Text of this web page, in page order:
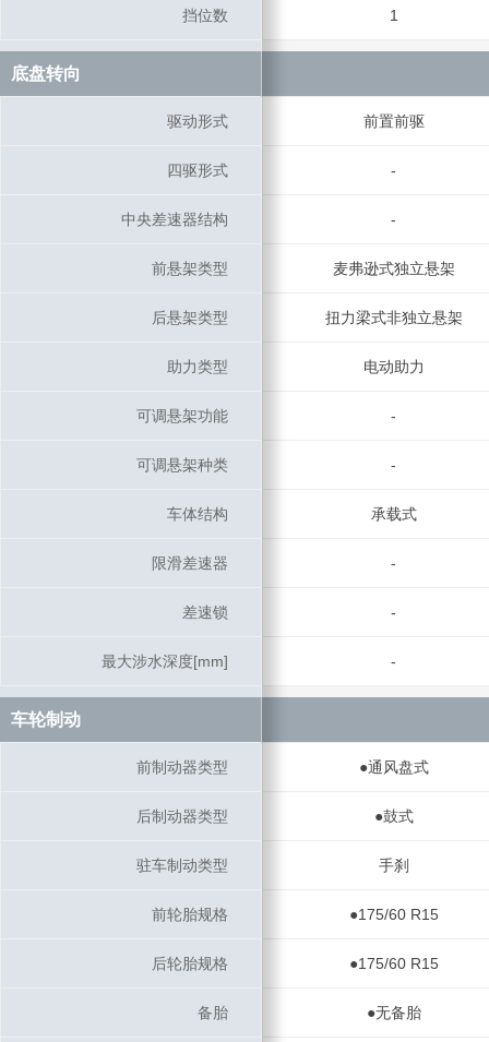
挡位数 1
底盘转向
驱动形式 前置前驱
四驱形式 -
中央差速器结构 -
前悬架类型 麦弗逊式独立悬架
后悬架类型 扭力梁式非独立悬架
助力类型 电动助力
可调悬架功能 -
可调悬架种类 -
车体结构 承载式
限滑差速器 -
差速锁 -
最大涉水深度[mm] -
车轮制动
前制动器类型 ●通风盘式
后制动器类型 ●鼓式
驻车制动类型 手刹
前轮胎规格 ●175/60 R15
后轮胎规格 ●175/60 R15
备胎 ●无备胎
挡位数
底盘转向
驱动形式
四驱形式
中央差速器结构
前悬架类型
后悬架类型
助力类型
可调悬架功能
可调悬架种类
车体结构
限滑差速器
差速锁
最大涉水深度[mm]
车轮制动
前制动器类型
后制动器类型
驻车制动类型
前轮胎规格
后轮胎规格
备胎